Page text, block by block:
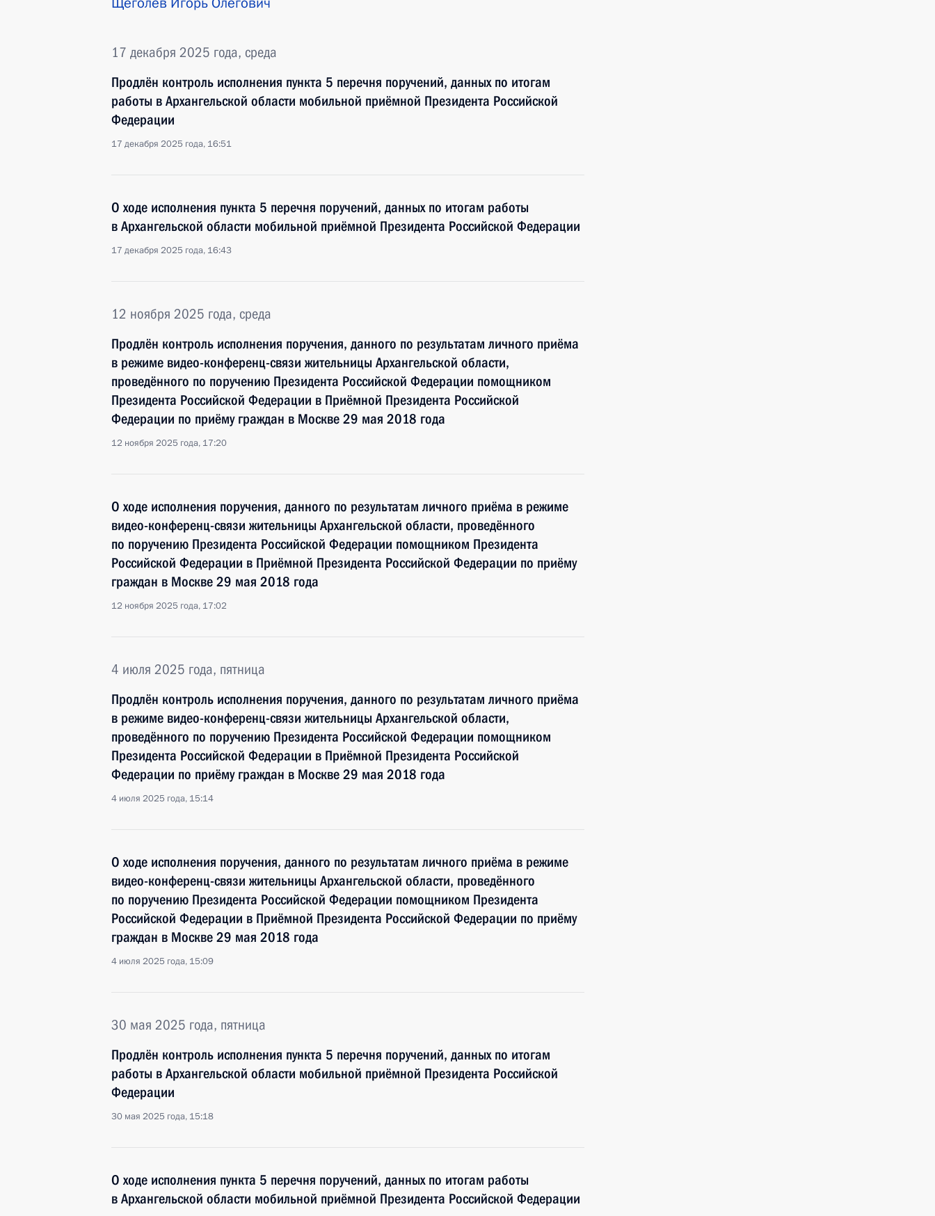
17 декабря 2025 года, среда
Продлён контроль исполнения пункта 5 перечня поручений, данных по итогам
работы в Архангельской области мобильной приёмной Президента Российской
Федерации
17 декабря 2025 года, 16:51
О ходе исполнения пункта 5 перечня поручений, данных по итогам работы
в Архангельской области мобильной приёмной Президента Российской Федерации
17 декабря 2025 года, 16:43
12 ноября 2025 года, среда
Продлён контроль исполнения поручения, данного по результатам личного приёма
в режиме видео-конференц-связи жительницы Архангельской области,
проведённого по поручению Президента Российской Федерации помощником
Президента Российской Федерации в Приёмной Президента Российской
Федерации по приёму граждан в Москве 29 мая 2018 года
12 ноября 2025 года, 17:20
О ходе исполнения поручения, данного по результатам личного приёма в режиме
видео-конференц-связи жительницы Архангельской области, проведённого
по поручению Президента Российской Федерации помощником Президента
Российской Федерации в Приёмной Президента Российской Федерации по приёму
граждан в Москве 29 мая 2018 года
12 ноября 2025 года, 17:02
4 июля 2025 года, пятница
Продлён контроль исполнения поручения, данного по результатам личного приёма
в режиме видео-конференц-связи жительницы Архангельской области,
проведённого по поручению Президента Российской Федерации помощником
Президента Российской Федерации в Приёмной Президента Российской
Федерации по приёму граждан в Москве 29 мая 2018 года
4 июля 2025 года, 15:14
О ходе исполнения поручения, данного по результатам личного приёма в режиме
видео-конференц-связи жительницы Архангельской области, проведённого
по поручению Президента Российской Федерации помощником Президента
Российской Федерации в Приёмной Президента Российской Федерации по приёму
граждан в Москве 29 мая 2018 года
4 июля 2025 года, 15:09
30 мая 2025 года, пятница
Продлён контроль исполнения пункта 5 перечня поручений, данных по итогам
работы в Архангельской области мобильной приёмной Президента Российской
Федерации
30 мая 2025 года, 15:18
О ходе исполнения пункта 5 перечня поручений, данных по итогам работы
в Архангельской области мобильной приёмной Президента Российской Федерации